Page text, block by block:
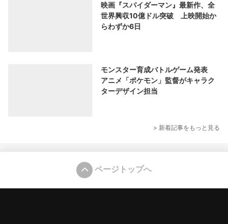
映画『スパイダーマン』最新作、全
世界興収10億ドル突破 上映開始か
らわずか6日
モンスター育成バトルゲーム発表
アニメ「ポケモン」監督がキャラク
ターデザイン担当
> 新着記事をもっと見る
ページトップへ